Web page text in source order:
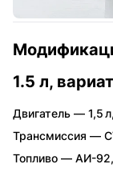
1.5 л,
Двигатель — 1,5 л,
Трансмиссия —
Топливо — АИ-92,